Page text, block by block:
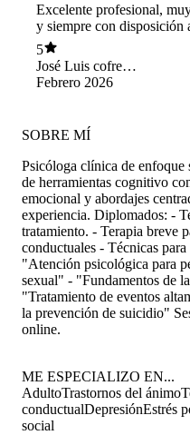
Excelente profesional,
y siempre con disposición
estado anímico de las
5
José Luis cofre
arqueros
Febrero 2026
SOBRE MÍ
Psicóloga clínica de
de herramientas cognitivo
emocional y abordajes
experiencia. Diplomados: -
tratamiento. - Terapia breve
conductuales - Técnicas
"Atención psicológica para
sexual" - "Fundamentos de
"Tratamiento de eventos
la prevención de suicidio"
online.
ME ESPECIALIZO EN...
AdultoTrastornos del ánimo
conductualDepresiónEstrés
social